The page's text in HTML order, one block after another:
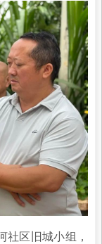
区旧城小组，